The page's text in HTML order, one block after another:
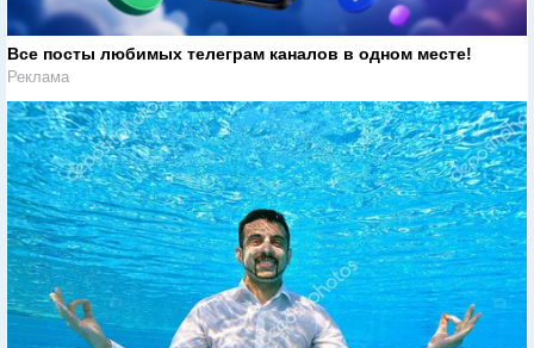
Все посты любимых телеграм каналов в одном месте!
Реклама